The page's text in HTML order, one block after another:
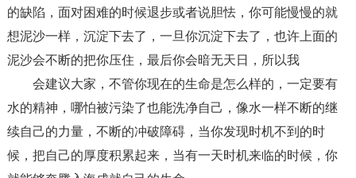
的缺陷，面对困难的时候退步或者说胆怯，你可能慢慢的就
想泥沙一样，沉淀下去了，一旦你沉淀下去了，也许上面的
泥沙会不断的把你压住，最后你会暗无天日，所以我
会建议大家，不管你现在的生命是怎么样的，一定要有
水的精神，哪怕被污染了也能洗净自己，像水一样不断的继
续自己的力量，不断的冲破障碍，当你发现时机不到的时
候，把自己的厚度积累起来，当有一天时机来临的时候，你